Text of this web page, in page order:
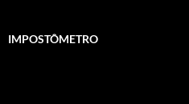
IMPOSTÔMETRO